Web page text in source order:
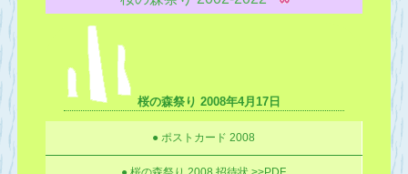
桜の森祭り 2008年4月17日
● ポストカード 2008